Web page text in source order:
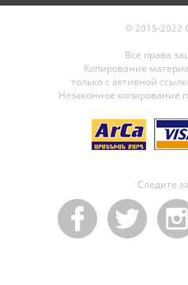
© 2015-2022
Все права
Копирование
только с активной
Незаконное копирование
Следите